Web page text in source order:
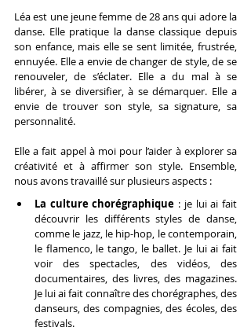
Léa est une jeune femme de 28 ans qui adore la
danse. Elle pratique la danse classique depuis
son enfance, mais elle se sent limitée, frustrée,
ennuyée. Elle a envie de changer de style, de se
renouveler, de s’éclater. Elle a du mal à se
libérer, à se diversifier, à se démarquer. Elle a
envie de trouver son style, sa signature, sa
personnalité.
Elle a fait appel à moi pour l’aider à explorer sa
créativité et à affirmer son style. Ensemble,
nous avons travaillé sur plusieurs aspects :
La culture chorégraphique : je lui ai fait
découvrir les différents styles de danse,
comme le jazz, le hip-hop, le contemporain,
le flamenco, le tango, le ballet. Je lui ai fait
voir des spectacles, des vidéos, des
documentaires, des livres, des magazines.
Je lui ai fait connaître des chorégraphes, des
danseurs, des compagnies, des écoles, des
festivals.